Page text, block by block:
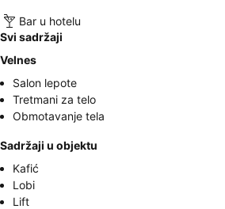
Bar u hotelu
Svi sadržaji
Velnes
Salon lepote
Tretmani za telo
Obmotavanje tela
Sadržaji u objektu
Kafić
Lobi
Lift